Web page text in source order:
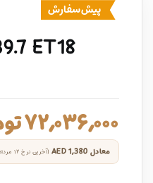
پیش‌سفارش
ET18
۷۲,۰۳۶,۰۰۰
معادل AED 1,380 (آخرین نرخ ۱۲ مرداد ۱۴۰۵)